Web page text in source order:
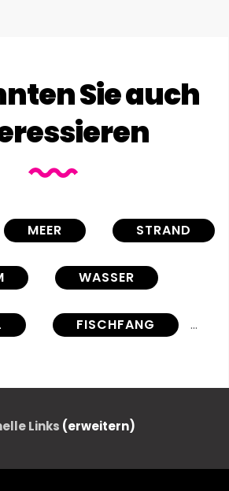
Sie auch
MEER STRAND
WASSER
FISCHFANG
BELLEN
SAND
Links (erweitern)